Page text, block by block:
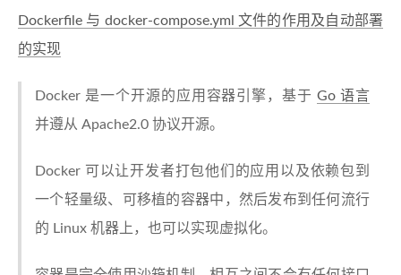
Dockerfile 与 docker-compose.yml 文件的作用及自动部署
的实现
Docker 是一个开源的应用容器引擎，基于Go 语言
并遵从 Apache2.0 协议开源。
Docker 可以让开发者打包他们的应用以及依赖包到
一个轻量级、可移植的容器中，然后发布到任何流行
的 Linux 机器上，也可以实现虚拟化。